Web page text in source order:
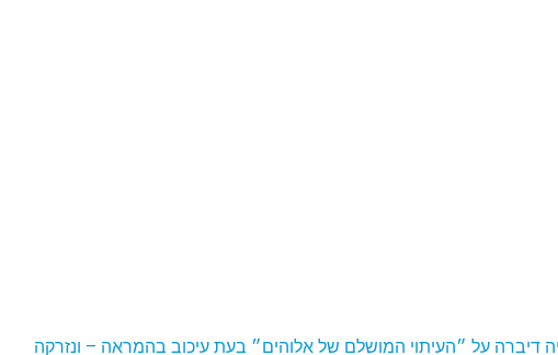
דיברה על ״העיתוי המושלם של אלוהים״ בעת עיכוב בהמראה – ונזרקה